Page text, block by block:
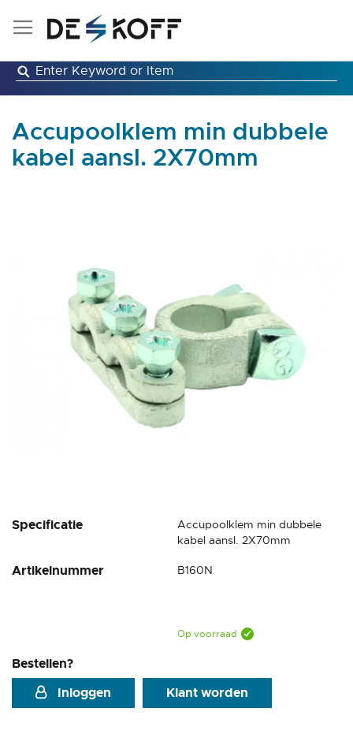
Ga
inhoud
Accupoolklem min dubbele
kabel aansl. 2X70mm
Specificatie
Accupoolklem min dubbele
kabel aansl. 2X70mm
Artikelnummer B160N
Op voorraad
Bestellen?
Inloggen
Klant worden
Ga
begin